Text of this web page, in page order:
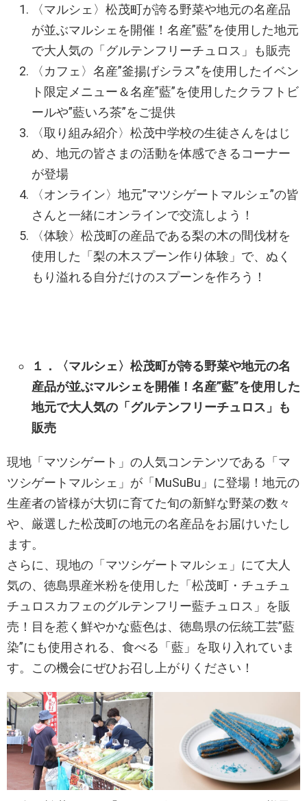
〈マルシェ〉松茂町が誇る野菜や地元の名産品
が並ぶマルシェを開催！名産”藍”を使用した地元
で大人気の「グルテンフリーチュロス」も販売
〈カフェ〉名産”釜揚げシラス”を使用したイベン
ト限定メニュー＆名産”藍”を使用したクラフトビ
ールや”藍いろ茶”をご提供
〈取り組み紹介〉松茂中学校の生徒さんをはじ
め、地元の皆さまの活動を体感できるコーナー
が登場
〈オンライン〉地元”マツシゲートマルシェ”の皆
さんと一緒にオンラインで交流しよう！
〈体験〉松茂町の産品である梨の木の間伐材を
使用した「梨の木スプーン作り体験」で、ぬく
もり溢れる自分だけのスプーンを作ろう！
１．〈マルシェ〉松茂町が誇る野菜や地元の名
産品が並ぶマルシェを開催！名産”藍”を使用した
地元で大人気の「グルテンフリーチュロス」も
販売
現地「マツシゲート」の人気コンテンツである「マ
ツシゲートマルシェ」が「MuSuBu」に登場！地元の
生産者の皆様が大切に育てた旬の新鮮な野菜の数々
や、厳選した松茂町の地元の名産品をお届けいたし
ます。
さらに、現地の「マツシゲートマルシェ」にて大人
気の、徳島県産米粉を使用した「松茂町・チュチュ
チュロスカフェのグルテンフリー藍チュロス」を販
売！目を惹く鮮やかな藍色は、徳島県の伝統工芸”藍
染”にも使用される、食べる「藍」を取り入れていま
す。この機会にぜひお召し上がりください！